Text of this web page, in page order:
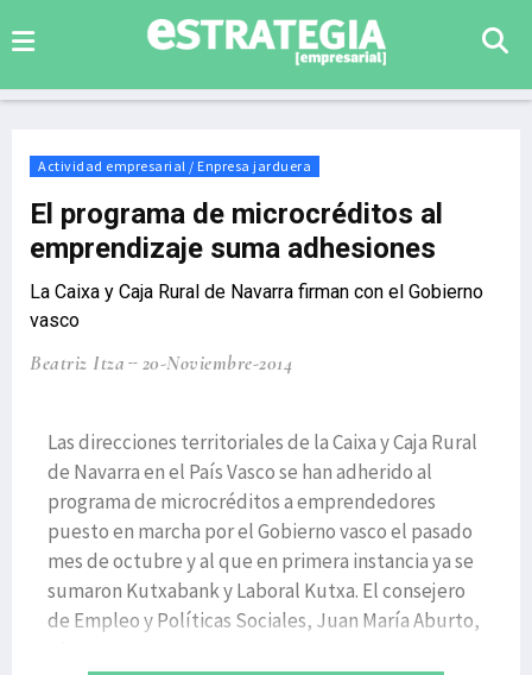
Actividad empresarial / Enpresa jarduera
El programa de microcréditos al
emprendizaje suma adhesiones
La Caixa y Caja Rural de Navarra firman con el Gobierno
vasco
Beatriz Itza 20-Noviembre-2014
Las direcciones territoriales de la Caixa y Caja Rural
de Navarra en el País Vasco se han adherido al
programa de microcréditos a emprendedores
puesto en marcha por el Gobierno vasco el pasado
mes de octubre y al que en primera instancia ya se
sumaron Kutxabank y Laboral Kutxa. El consejero
de Empleo y Políticas Sociales, Juan María Aburto,